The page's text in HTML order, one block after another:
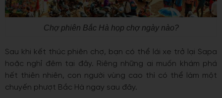
Chợ phiên Bắc Hà họp chợ ngày nào?
Sau khi kết thúc phiên chợ, bạn có thể lái xe trở lại Sapa
hoặc nghỉ đêm tại đây. Riêng những ai muốn khám phá
hết thiên nhiên, con người vùng cao thì có thể làm một
chuyến phượt Bắc Hà ngay sau đây.